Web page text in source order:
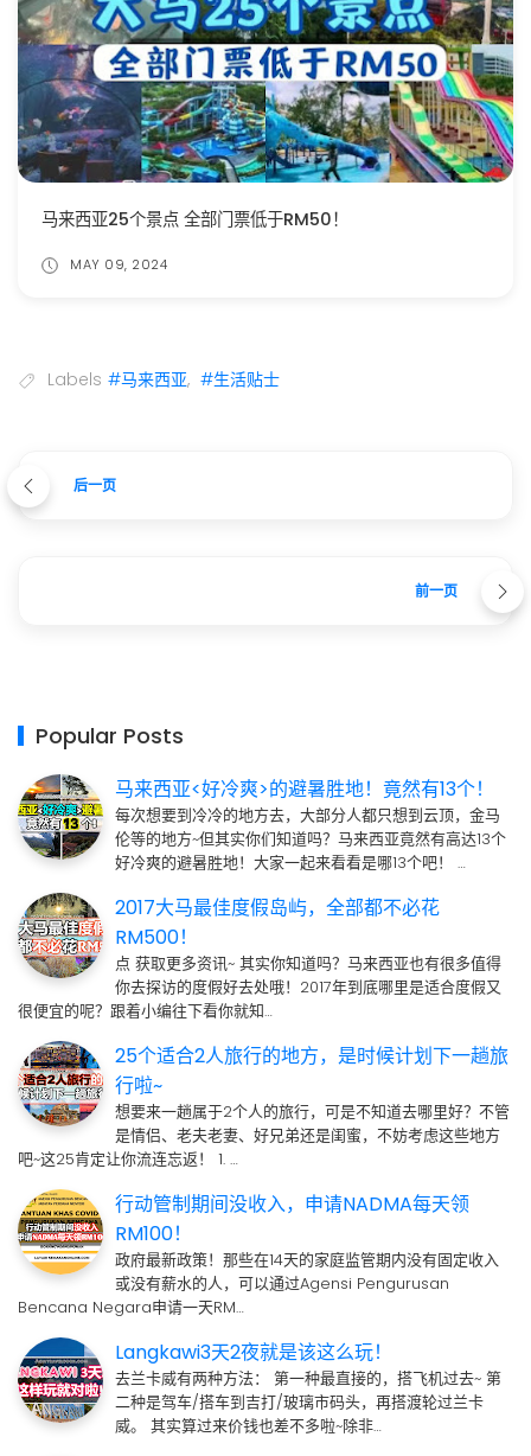
马来西亚25个景点 全部门票低于RM50！
MAY 09, 2024
Labels #马来西亚, #生活贴士
后一页
前一页
Popular Posts
马来西亚<好冷爽>的避暑胜地！竟然有13个！
每次想要到冷冷的地方去，大部分人都只想到云顶，金马
伦等的地方~但其实你们知道吗？马来西亚竟然有高达13个
好冷爽的避暑胜地！大家一起来看看是哪13个吧！ …
2017大马最佳度假岛屿，全部都不必花
RM500！
点 获取更多资讯~ 其实你知道吗？马来西亚也有很多值得
你去探访的度假好去处哦！2017年到底哪里是适合度假又
很便宜的呢？跟着小编往下看你就知…
25个适合2人旅行的地方，是时候计划下一趟旅
行啦~
想要来一趟属于2个人的旅行，可是不知道去哪里好？不管
是情侣、老夫老妻、好兄弟还是闺蜜，不妨考虑这些地方
吧~这25肯定让你流连忘返！ 1. …
行动管制期间没收入，申请NADMA每天领
RM100！
政府最新政策！那些在14天的家庭监管期内没有固定收入
或没有薪水的人，可以通过Agensi Pengurusan
Bencana Negara申请一天RM…
Langkawi3天2夜就是该这么玩！
去兰卡威有两种方法： 第一种最直接的，搭飞机过去~ 第
二种是驾车/搭车到吉打/玻璃市码头，再搭渡轮过兰卡
威。 其实算过来价钱也差不多啦~除非…